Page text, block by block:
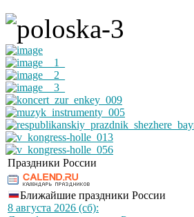
Праздники России
Ближайшие праздники России
8 августа 2026 (сб):